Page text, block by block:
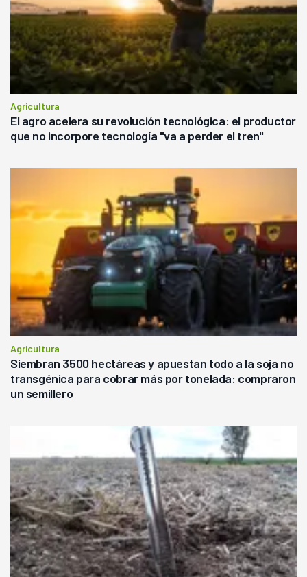
Agricultura
El agro acelera su revolución tecnológica: el productor
que no incorpore tecnología "va a perder el tren"
Agricultura
Siembran 3500 hectáreas y apuestan todo a la soja no
transgénica para cobrar más por tonelada: compraron
un semillero